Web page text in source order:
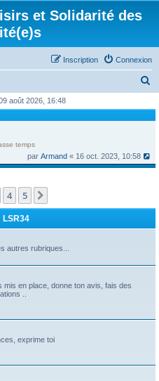
et Solidarité des
Connexion
Inscription
r
r
août 2026, 16:48
temps
parArmand « 16 oct. 2023, 10:58
4 5
LSR34
autres rubriques...
en place, donne ton avis, fais des
..
exprime toi